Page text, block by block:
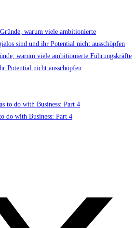
warum viele ambitionierte Führungskräfte
Potential nicht ausschöpfen
do with Business: Part 4